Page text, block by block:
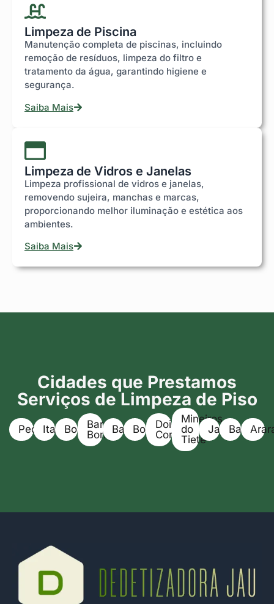
Limpeza de Piscina
Manutenção completa de piscinas, incluindo
remoção de resíduos, limpeza do filtro e
tratamento da água, garantindo higiene e
segurança.
Saiba Mais
Limpeza de Vidros e Janelas
Limpeza profissional de vidros e janelas,
removendo sujeira, manchas e marcas,
proporcionando melhor iluminação e estética aos
ambientes.
Saiba Mais
Cidades que Prestamos
Serviços de Limpeza de Piso
Pederneiras
ItapuíBoracéia
Barra
BonitaBaririBocaina
Dois
Corregos
Mineiros
do
Tietê
Jaú Bauru